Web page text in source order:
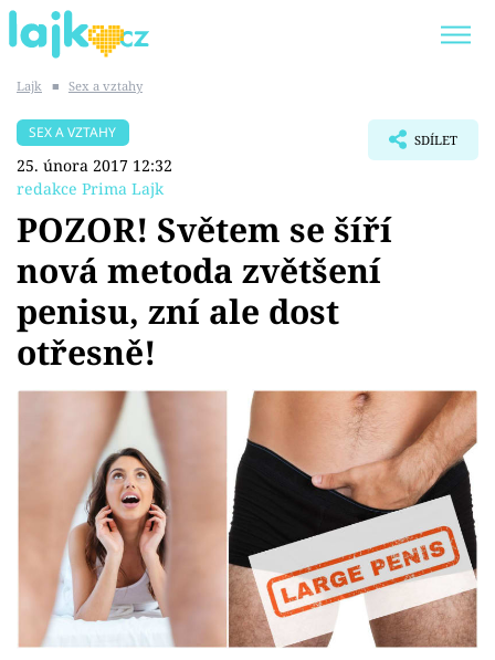
SHOPAHOLICADEL
Témata
Showbyznys
Youtubeři
Sex a vztahy
Videa
Sledujte prima+
Lajk ■ Sex a vztahy
SEX A VZTAHY
25. února 2017 12:32
redakce Prima Lajk
SDÍLET
POZOR! Světem se šíří
nová metoda zvětšení
penisu, zní ale dost
otřesně!